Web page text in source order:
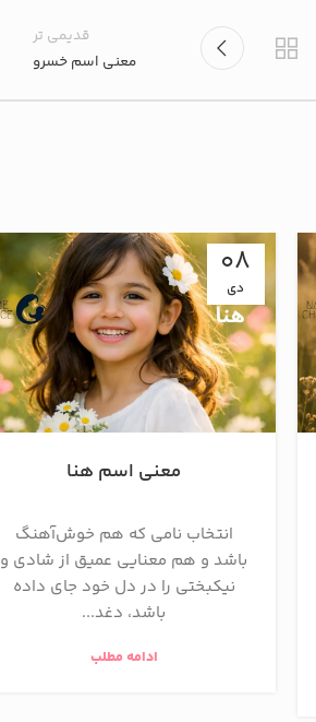
قدیمی تر
معنی اسم خسرو
08
دی
معنی اسم هنا
انتخاب نامی که هم خوش‌آهنگ
باشد و هم معنایی عمیق از شادی و
نیکبختی را در دل خود جای داده
باشد، دغد...
ادامه مطلب